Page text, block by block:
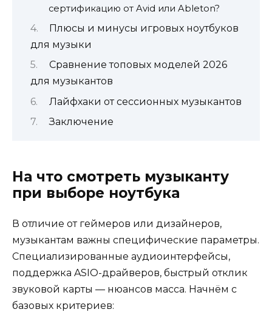
сертификацию от Avid или Ableton?
Плюсы и минусы игровых ноутбуков
для музыки
Сравнение топовых моделей 2026
для музыкантов
Лайфхаки от сессионных музыкантов
Заключение
На что смотреть музыканту
при выборе ноутбука
В отличие от геймеров или дизайнеров,
музыкантам важны специфические параметры.
Специализированные аудиоинтерфейсы,
поддержка ASIO-драйверов, быстрый отклик
звуковой карты — нюансов масса. Начнём с
базовых критериев: